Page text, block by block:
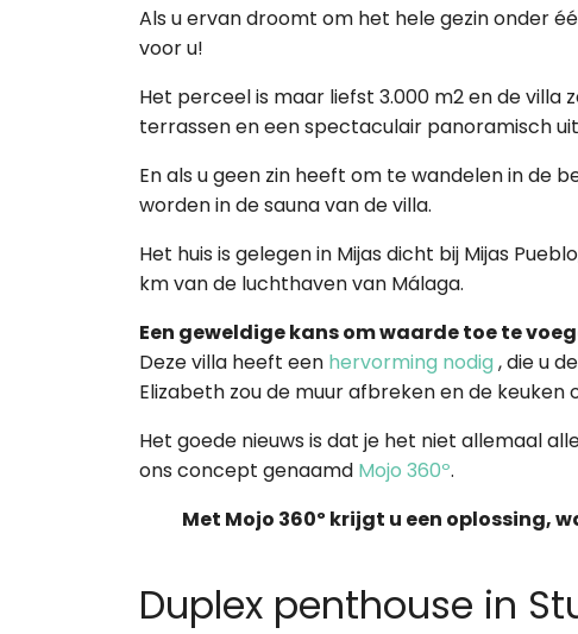
Als u ervan droomt om het hele gezin onder
voor u!
Het perceel is maar liefst 3.000 m2 en de villa
terrassen en een spectaculair panoramisch
En als u geen zin heeft om te wandelen in de
worden in de sauna van de villa.
Het huis is gelegen in Mijas dicht bij Mijas
km van de luchthaven van Málaga.
Een geweldige kans om waarde toe te
Deze villa heeft een hervorming nodig , die u
Elizabeth zou de muur afbreken en de
Het goede nieuws is dat je het niet allemaal
ons concept genaamd Mojo 360º.
Met Mojo 360º krijgt u een oplossing,
Duplex penthouse in